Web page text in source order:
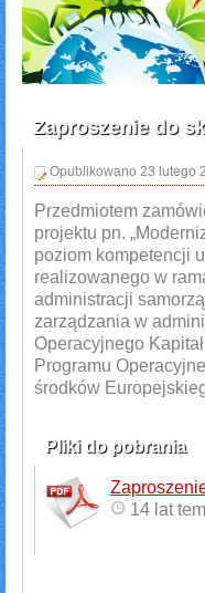
Zaproszenie do
Opublikowano 23 lutego
Przedmiotem
projektu pn.
poziom kompetencji
realizowanego w
administracji
zarządzania w
Operacyjnego
Programu
środków
Pliki do pobrania
14 lat